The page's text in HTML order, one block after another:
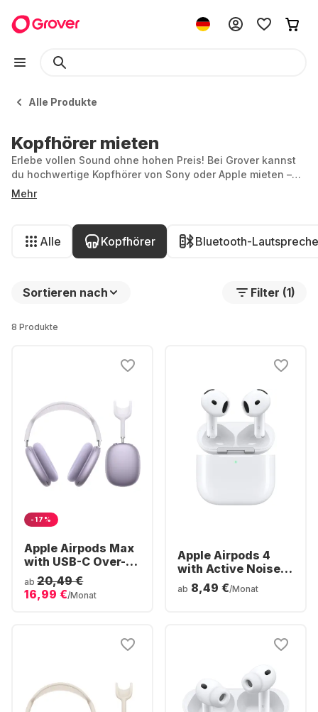
Alle Produkte
Kopfhörer mieten
Erlebe vollen Sound ohne hohen Preis! Bei Grover kannst
du hochwertige Kopfhörer von Sony oder Apple mieten –
sei es für dein Workout, konzentriertes Arbeiten oder ein
intensives Musikerlebnis. Miete jetzt die besten Kopfhörer
Mehr
Alle Kopfhörer Bluetooth-
Sortieren nach Filter (1)
8 Produkte
-17%
Apple Airpods Max
with USB-C Over-
ear Bluetooth
Headphones
ab 20,49 €
16,99 €/Monat
Apple Airpods 4
with Active Noise
Cancellation In-ear
Bluetooth
ab 8,49 €/Monat